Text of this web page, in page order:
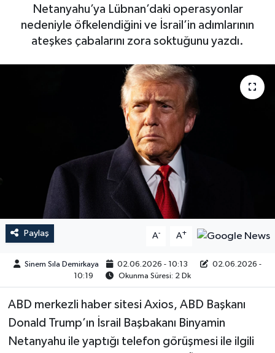
Netanyahu’ya Lübnan’daki operasyonlar
nedeniyle öfkelendiğini ve İsrail’in adımlarının
ateşkes çabalarını zora soktuğunu yazdı.
Paylaş A- A+
Sinem Sıla Demirkaya 02.06.2026 - 10:13
02.06.2026 -
10:19
Okunma Süresi: 2 Dk
ABD merkezli haber sitesi Axios, ABD Başkanı
Donald Trump’ın İsrail Başbakanı Binyamin
Netanyahu ile yaptığı telefon görüşmesi ile ilgili